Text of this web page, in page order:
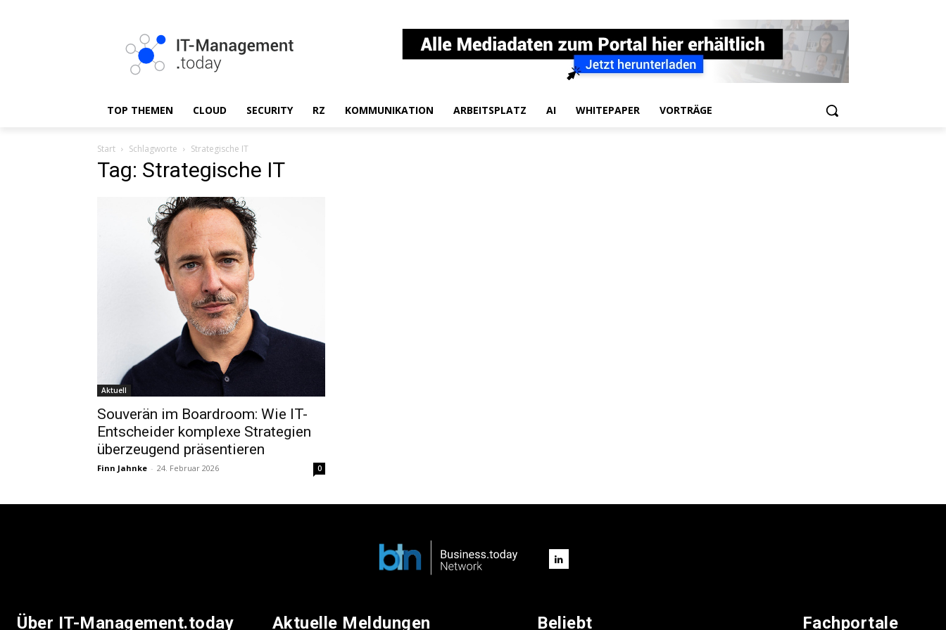
TOP THEMEN CLOUD SECURITY RZ KOMMUNIKATION ARBEITSPLATZ AI WHITEPAPER VORTRÄGE
Start Schlagworte Strategische IT
Tag: Strategische IT
Aktuell
Souverän im Boardroom: Wie IT-
Entscheider komplexe Strategien
überzeugend präsentieren
Finn Jahnke - 24. Februar 2026 0
Über IT-Management.today Aktuelle Meldungen Beliebt Fachportale